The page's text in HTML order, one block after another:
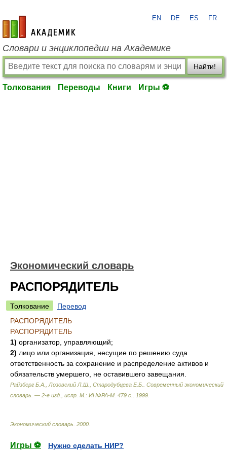
academic.ru
EN DE ES FR
Словари и энциклопедии на Академике
Найти!
Толкования Переводы Книги Игры ⚽
Экономический словарь
РАСПОРЯДИТЕЛЬ
Толкование
Перевод
РАСПОРЯДИТЕЛЬ
РАСПОРЯДИТЕЛЬ
1) организатор, управляющий;
2) лицо или организация, несущие по решению суда
ответственность за сохранение и распределение активов и
обязательств умершего, не оставившего завещания.
Райзберг Б.А., Лозовский Л.Ш., Стародубцева Е.Б.
Современный экономический
словарь. — 2-е изд., испр. М.: ИНФРА-М. 479 с.
1999
Экономический словарь 2000
Игры ⚽
Нужно сделать НИР?